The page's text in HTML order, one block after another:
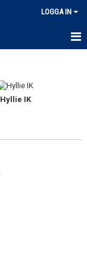
LOGGA IN
Hyllie IK